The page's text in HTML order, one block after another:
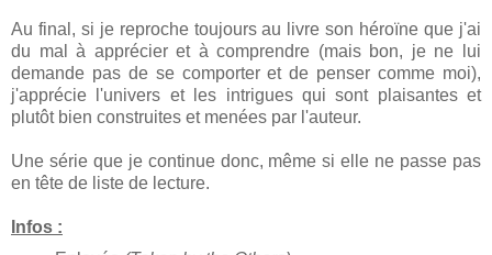
Au final, si je reproche toujours au livre son héroïne que j'ai
du mal à apprécier et à comprendre (mais bon, je ne lui
demande pas de se comporter et de penser comme moi),
j'apprécie l'univers et les intrigues qui sont plaisantes et
plutôt bien construites et menées par l'auteur.
Une série que je continue donc, même si elle ne passe pas
en tête de liste de lecture.
Infos :